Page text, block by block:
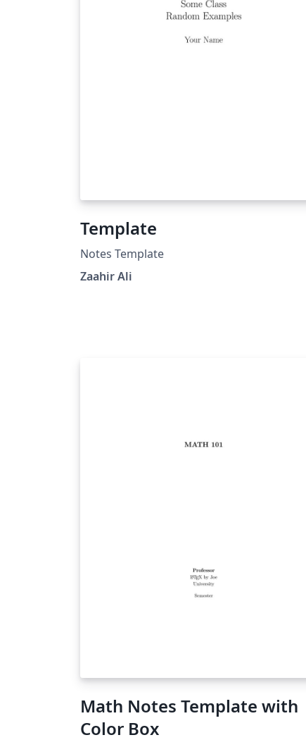
Template
Notes Template
Zaahir Ali
Math Notes Template with
Color Box